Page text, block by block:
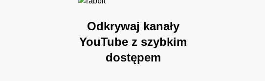
Odkrywaj kanały
YouTube z szybkim
dostępem